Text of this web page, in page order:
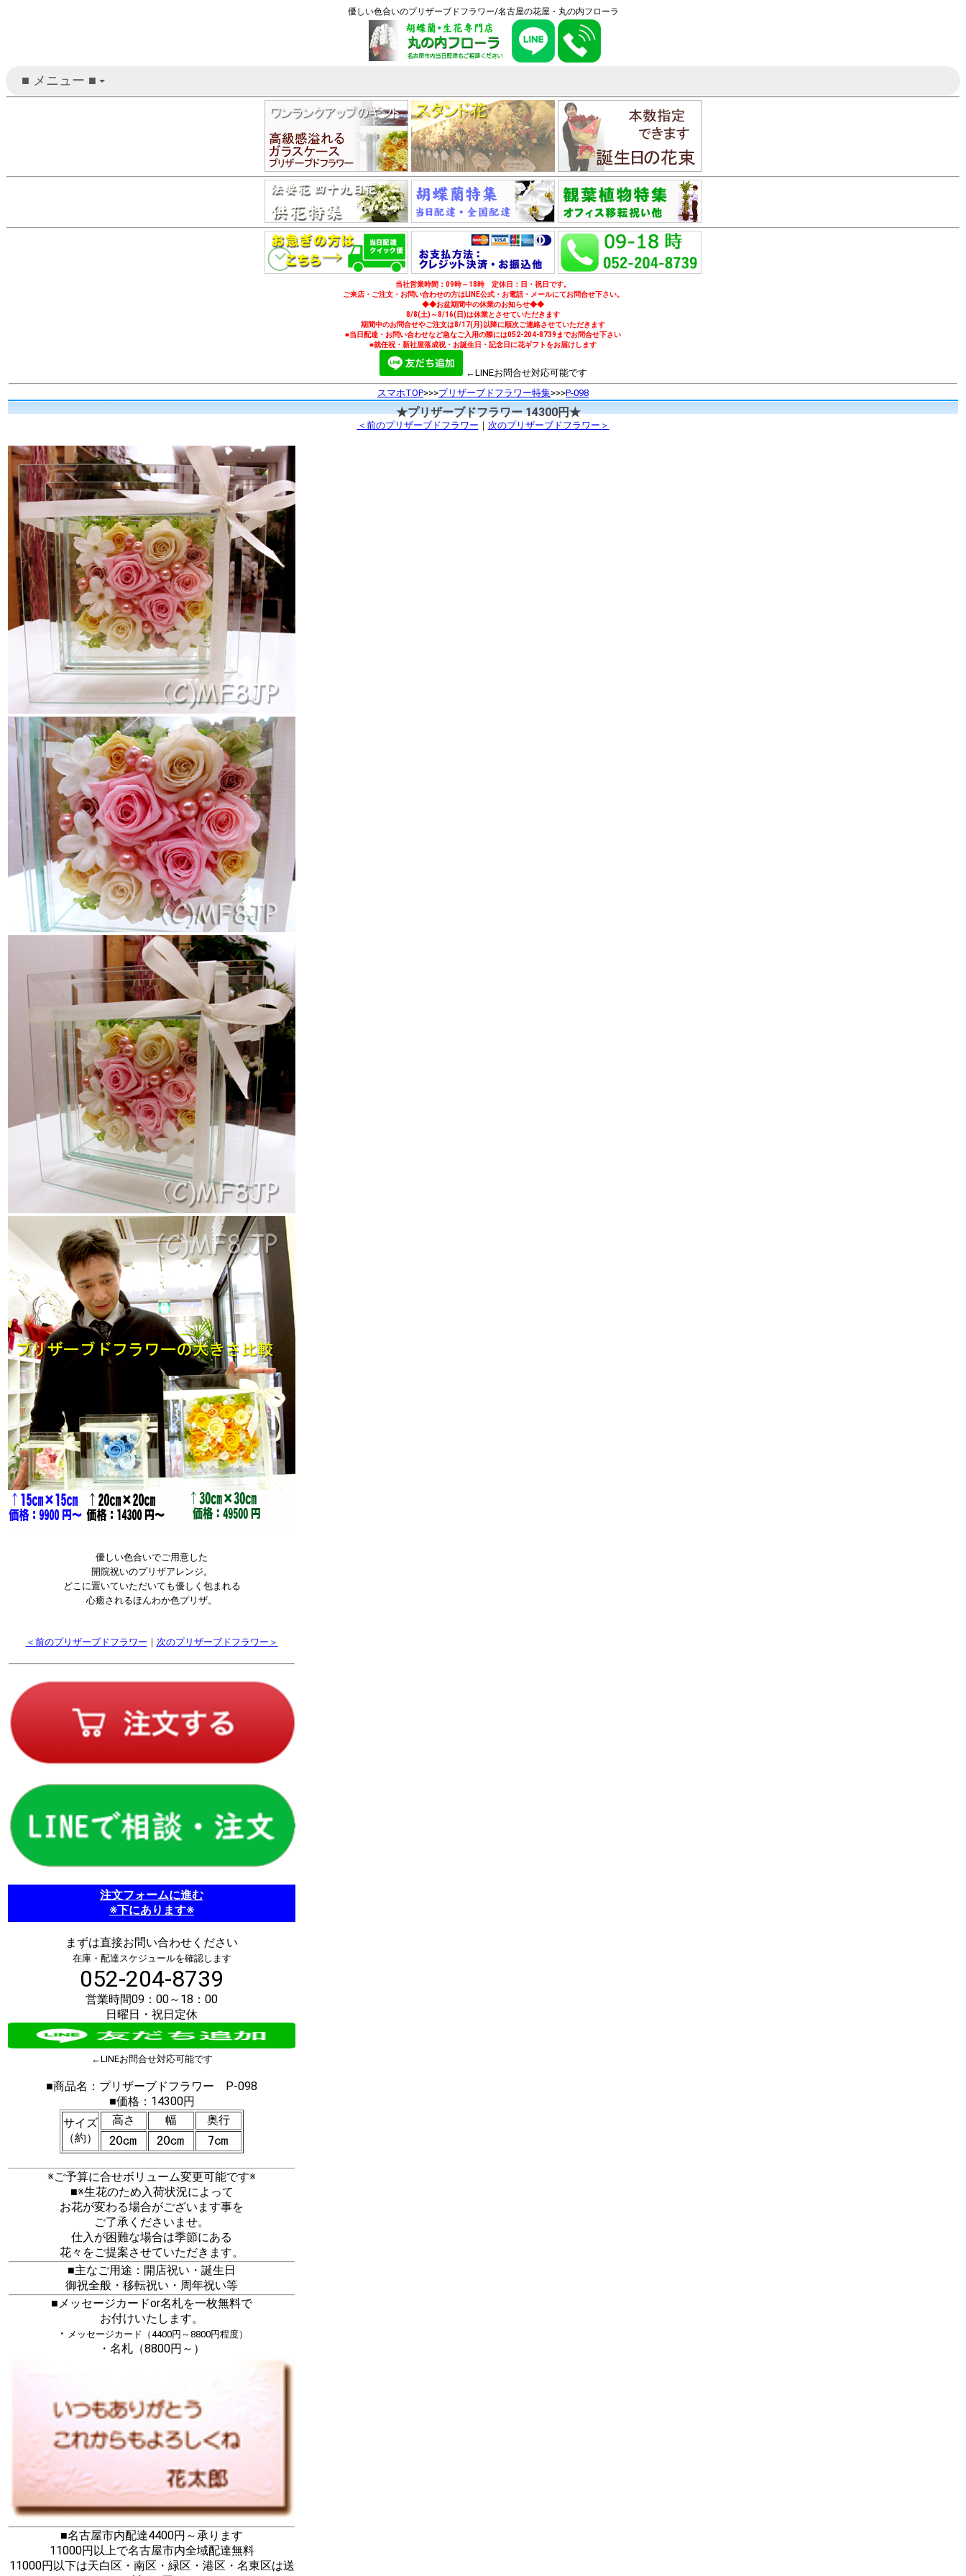
優しい色合いのプリザーブドフラワー/名古屋の花屋・丸の内フローラ
+
■ メニュー ■
当社営業時間：09時～18時 定休日：日・祝日です。
ご来店・ご注文・お問い合わせの方はLINE公式・お電話・メールにてお問合せ下さい。
◆◆お盆期間中の休業のお知らせ◆◆
8/8(土)～8/16(日)は休業とさせていただきます
期間中のお問合せやご注文は8/17(月)以降に順次ご連絡させていただきます
■当日配達・お問い合わせなど急なご入用の際には052-204-8739までお問合せ下さい
■就任祝・新社屋落成祝・お誕生日・記念日に花ギフトをお届けします
←LINEお問合せ対応可能です
スマホTOP>>>プリザーブドフラワー特集>>>P-098
★プリザーブドフラワー 14300円★
＜前のプリザーブドフラワー ｜ 次のプリザーブドフラワー＞
優しい色合いでご用意した
開院祝いのプリザアレンジ。
どこに置いていただいても優しく包まれる
心癒されるほんわか色プリザ。
＜前のプリザーブドフラワー ｜ 次のプリザーブドフラワー＞
注文フォームに進む
※下にあります※
まずは直接お問い合わせください
在庫・配達スケジュールを確認します
052-204-8739
営業時間09：00～18：00
日曜日・祝日定休
←LINEお問合せ対応可能です
■商品名：プリザーブドフラワー P-098
■価格：14300円
サイズ
（約）
高さ 幅 奥行
※ご予算に合せボリューム変更可能です※
■※生花のため入荷状況によって
お花が変わる場合がございます事を
ご了承くださいませ。
仕入が困難な場合は季節にある
花々をご提案させていただきます。
■主なご用途：開店祝い・誕生日
御祝全般・移転祝い・周年祝い等
■メッセージカードor名札を一枚無料で
お付けいたします。
・ メッセージカード（4400円～8800円程度）
・名札（8800円～）
■名古屋市内配達4400円～承ります
11000円以上で名古屋市内全域配達無料
11000円以下は天白区・南区・緑区・港区・名東区は送